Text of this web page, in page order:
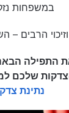
במשפחות
הרבים –
התפילה
שלכם
נתינת